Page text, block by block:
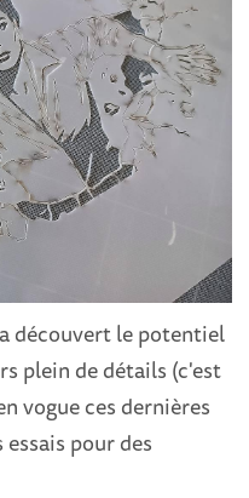
découvert le potentiel
plein de détails (c'est
vogue ces dernières
pour des